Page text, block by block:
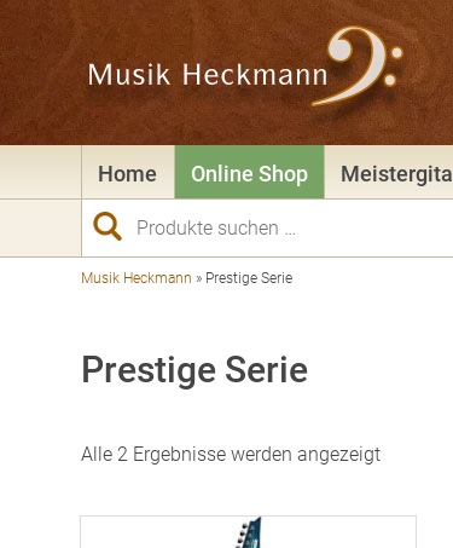
Home Online Shop
Suchen
nach:
Musik Heckmann » Prestige Serie
Prestige Serie
Alle 2 Ergebnisse werden angezeigtNach
sortiert: